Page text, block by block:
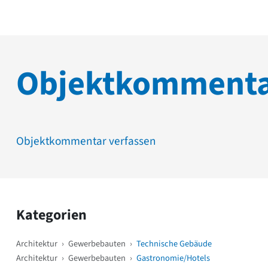
Objektkommentar verfassen
Kategorien
Architektur › Gewerbebauten › Technische Gebäude
Architektur › Gewerbebauten › Gastronomie/Hotels